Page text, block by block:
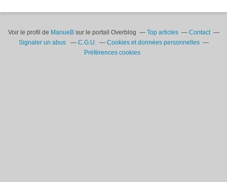
Voir le profil de ManueBsur le portail Overblog Top articles
Contact
Signaler un abus
C.G.U.
Cookies et données personnelles
Préférences cookies